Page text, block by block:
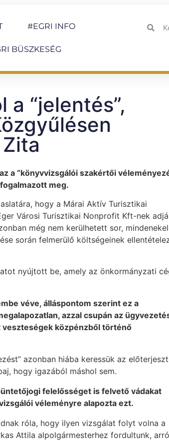
#EGRI INFO
BÜSZKESÉG
“jelentés”,
a “könyvvizsgálói szakértői
meg.
hogy a Márai Aktív Turisztikai
Városi Turisztikai Nonprofit Kft-nek
még nem kerülhetett sor,
során felmerülő költségeinek
nyújtott be, amely az önkormányzati
véve, álláspontom szerint ez a
azzal csupán az
közpénzből történő
azonban hiába keressük az
hogy igazából máshol sem.
felelősséget is felvető vádakat
véleményre alapozta ezt.
róla, hogy ilyen vizsgálat folyt volna a
Attila alpolgármesterhez fordultunk,